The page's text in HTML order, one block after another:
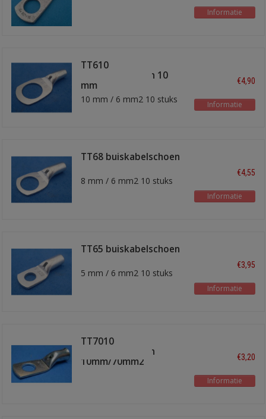
Informatie
TT610
buiskabelschoen 10
mm
10 mm / 6 mm2 10 stuks
€4,90
Informatie
TT68 buiskabelschoen
8 mm / 6 mm2 10 stuks
€4,55
Informatie
TT65 buiskabelschoen
5 mm / 6 mm2 10 stuks
€3,95
Informatie
TT7010
buiskabelschoen
10mm/70mm2
€3,20
Informatie